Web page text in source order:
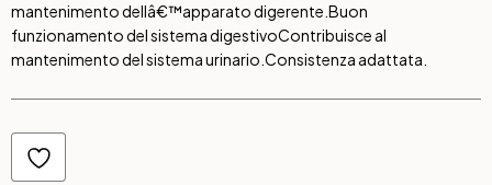
mantenimento dellâ€™apparato digerente. Buon
funzionamento del sistema digestivoContribuisce al
mantenimento del sistema urinario. Consistenza adattata.